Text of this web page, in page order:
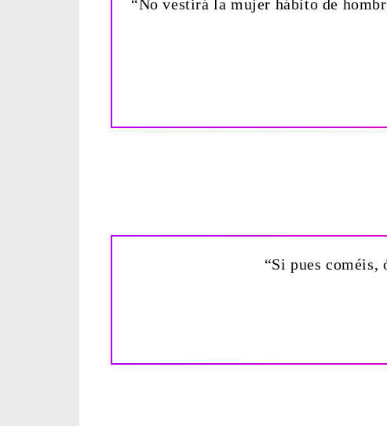
“No vestirá la mujer hábito de
“Si pues coméis,